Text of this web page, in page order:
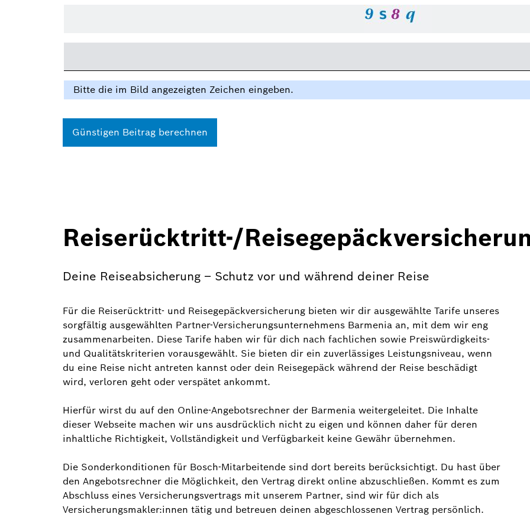
Bitte die im Bild angezeigten Zeichen eingeben.
Günstigen Beitrag berechnen
Reiserücktritt-/
Deine Reiseabsicherung – Schutz vor und während deiner Reise
Für die Reiserücktritt- und Reisegepäckversicherung bieten wir dir ausgewählte Tarife unseres
sorgfältig ausgewählten Partner-Versicherungsunternehmens Barmenia an, mit dem wir eng
zusammenarbeiten. Diese Tarife haben wir für dich nach fachlichen sowie Preiswürdigkeits-
und Qualitätskriterien vorausgewählt. Sie bieten dir ein zuverlässiges Leistungsniveau, wenn
du eine Reise nicht antreten kannst oder dein Reisegepäck während der Reise beschädigt
wird, verloren geht oder verspätet ankommt.
Hierfür wirst du auf den Online-Angebotsrechner der Barmenia weitergeleitet. Die Inhalte
dieser Webseite machen wir uns ausdrücklich nicht zu eigen und können daher für deren
inhaltliche Richtigkeit, Vollständigkeit und Verfügbarkeit keine Gewähr übernehmen.
Die Sonderkonditionen für Bosch-Mitarbeitende sind dort bereits berücksichtigt. Du hast über
den Angebotsrechner die Möglichkeit, den Vertrag direkt online abzuschließen. Kommt es zum
Abschluss eines Versicherungsvertrags mit unserem Partner, sind wir für dich als
Versicherungsmakler:innen tätig und betreuen deinen abgeschlossenen Vertrag persönlich.